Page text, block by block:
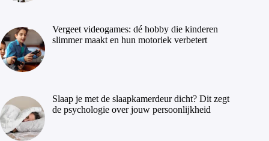
Vergeet videogames: dé hobby die kinderen
slimmer maakt en hun motoriek verbetert
Slaap je met de slaapkamerdeur dicht? Dit zegt
de psychologie over jouw persoonlijkheid